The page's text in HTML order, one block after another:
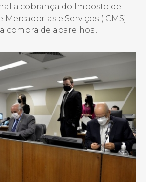
a cobrança do Imposto de
Mercadorias e Serviços (ICMS)
compra de aparelhos...